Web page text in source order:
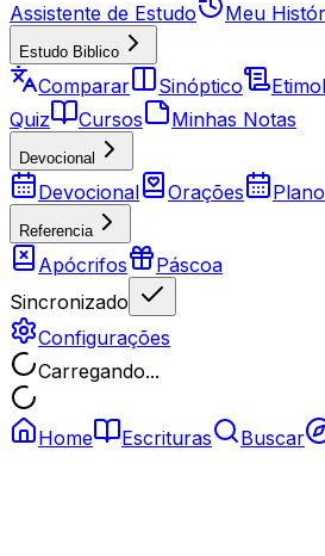
Assistente de Estudo
Meu
Estudo Biblico
Comparar Sinóptico
Quiz
Cursos Minhas Notas
Devocional
Devocional Orações
Referencia
Apócrifos
Páscoa
Sincronizado
Configurações
Carregando...
Home Escrituras Buscar